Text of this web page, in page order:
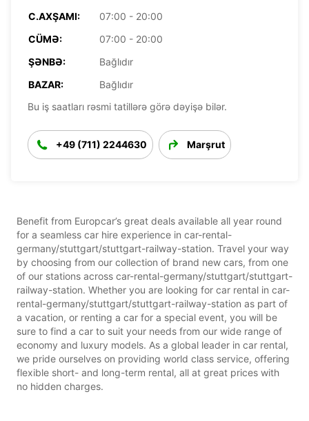
C.AXŞAMI:
07:00 - 20:00
CÜMƏ:
07:00 - 20:00
ŞƏNBƏ:
Bağlıdır
BAZAR:
Bağlıdır
Bu iş saatları rəsmi tatillərə görə dəyişə bilər.
+49 (711) 2244630 Marşrut
Benefit from Europcar’s great deals available all year round
for a seamless car hire experience in car-rental-
germany/stuttgart/stuttgart-railway-station. Travel your way
by choosing from our collection of brand new cars, from one
of our stations across car-rental-germany/stuttgart/stuttgart-
railway-station. Whether you are looking for car rental in car-
rental-germany/stuttgart/stuttgart-railway-station as part of
a vacation, or renting a car for a special event, you will be
sure to find a car to suit your needs from our wide range of
economy and luxury models. As a global leader in car rental,
we pride ourselves on providing world class service, offering
flexible short- and long-term rental, all at great prices with
no hidden charges.